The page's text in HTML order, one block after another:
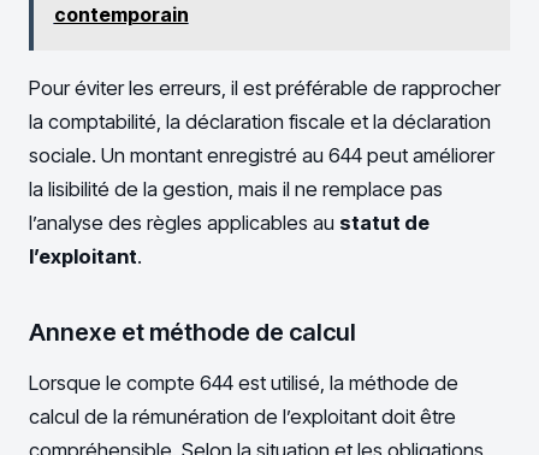
contemporain
Pour éviter les erreurs, il est préférable de rapprocher
la comptabilité, la déclaration fiscale et la déclaration
sociale. Un montant enregistré au 644 peut améliorer
la lisibilité de la gestion, mais il ne remplace pas
l’analyse des règles applicables au statut de
l’exploitant.
Annexe et méthode de calcul
Lorsque le compte 644 est utilisé, la méthode de
calcul de la rémunération de l’exploitant doit être
compréhensible. Selon la situation et les obligations